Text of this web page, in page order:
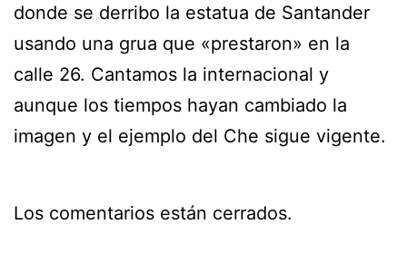
donde se derribo la estatua de Santander
usando una grua que «prestaron» en la
calle 26. Cantamos la internacional y
aunque los tiempos hayan cambiado la
imagen y el ejemplo del Che sigue vigente.
Los comentarios están cerrados.